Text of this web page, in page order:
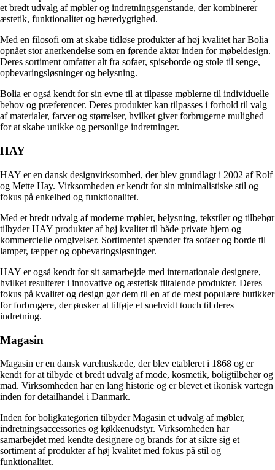
et bredt udvalg af møbler og indretningsgenstande, der kombinerer
æstetik, funktionalitet og bæredygtighed.
Med en filosofi om at skabe tidløse produkter af høj kvalitet har Bolia
opnået stor anerkendelse som en førende aktør inden for møbeldesign.
Deres sortiment omfatter alt fra sofaer, spiseborde og stole til senge,
opbevaringsløsninger og belysning.
Bolia er også kendt for sin evne til at tilpasse møblerne til individuelle
behov og præferencer. Deres produkter kan tilpasses i forhold til valg
af materialer, farver og størrelser, hvilket giver forbrugerne mulighed
for at skabe unikke og personlige indretninger.
HAY
HAY er en dansk designvirksomhed, der blev grundlagt i 2002 af Rolf
og Mette Hay. Virksomheden er kendt for sin minimalistiske stil og
fokus på enkelhed og funktionalitet.
Med et bredt udvalg af moderne møbler, belysning, tekstiler og tilbehør
tilbyder HAY produkter af høj kvalitet til både private hjem og
kommercielle omgivelser. Sortimentet spænder fra sofaer og borde til
lamper, tæpper og opbevaringsløsninger.
HAY er også kendt for sit samarbejde med internationale designere,
hvilket resulterer i innovative og æstetisk tiltalende produkter. Deres
fokus på kvalitet og design gør dem til en af ​​de mest populære butikker
for forbrugere, der ønsker at tilføje et snehvidt touch til deres
indretning.
Magasin
Magasin er en dansk varehuskæde, der blev etableret i 1868 og er
kendt for at tilbyde et bredt udvalg af mode, kosmetik, boligtilbehør og
mad. Virksomheden har en lang historie og er blevet et ikonisk vartegn
inden for detailhandel i Danmark.
Inden for boligkategorien tilbyder Magasin et udvalg af møbler,
indretningsaccessories og køkkenudstyr. Virksomheden har
samarbejdet med kendte designere og brands for at sikre sig et
sortiment af produkter af høj kvalitet med fokus på stil og
funktionalitet.